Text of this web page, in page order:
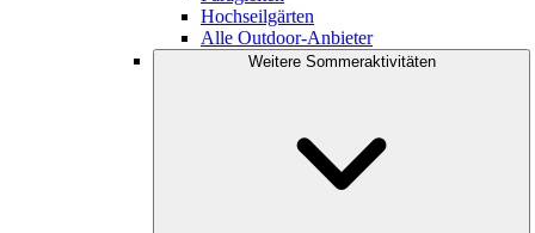
Hochseilgärten
Alle Outdoor-Anbieter
Weitere Sommeraktivitäten